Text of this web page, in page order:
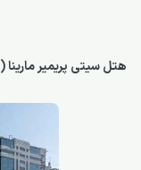
هتل سیتی پریمیر مارینا (City Premiere Marina Hotel Apartments)